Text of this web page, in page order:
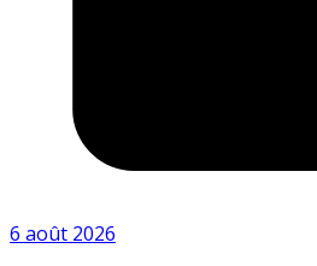
6 août 2026